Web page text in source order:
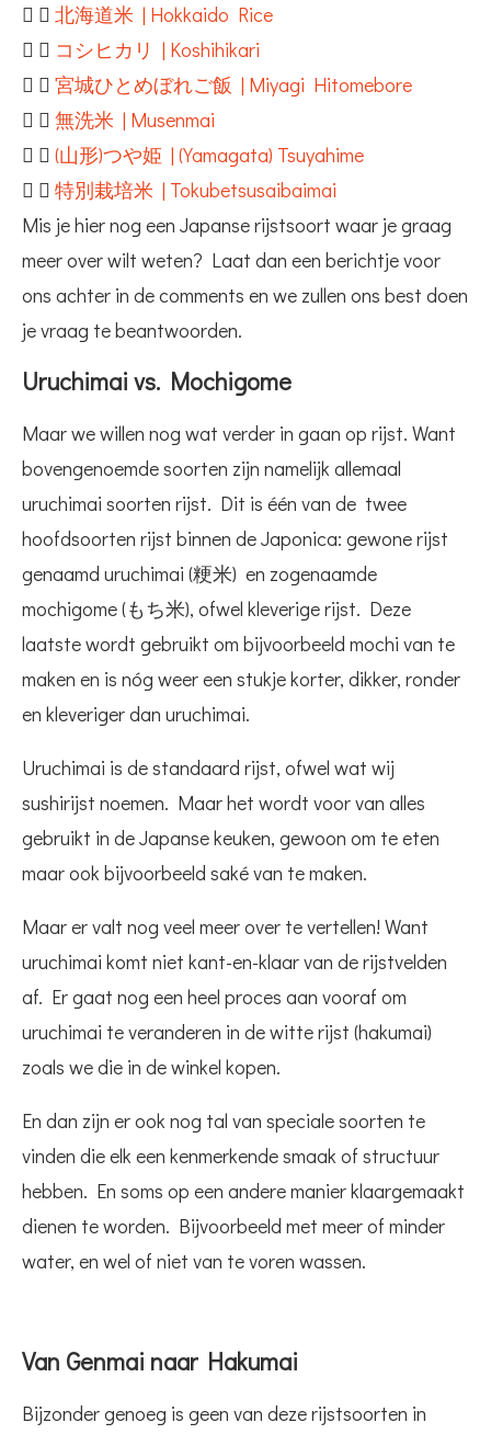
北海道米 | Hokkaido Rice
コシヒカリ | Koshihikari
宮城ひとめぼれご飯 | Miyagi Hitomebore
無洗米 | Musenmai
(山形)つや姫 | (Yamagata) Tsuyahime
特別栽培米 | Tokubetsusaibaimai
Mis je hier nog een Japanse rijstsoort waar je graag
meer over wilt weten? Laat dan een berichtje voor
ons achter in de comments en we zullen ons best doen
je vraag te beantwoorden.
Uruchimai vs. Mochigome
Maar we willen nog wat verder in gaan op rijst. Want
bovengenoemde soorten zijn namelijk allemaal
uruchimai soorten rijst. Dit is één van de twee
hoofdsoorten rijst binnen de Japonica: gewone rijst
genaamd uruchimai (粳米) en zogenaamde
mochigome (もち米), ofwel kleverige rijst. Deze
laatste wordt gebruikt om bijvoorbeeld mochi van te
maken en is nóg weer een stukje korter, dikker, ronder
en kleveriger dan uruchimai.
Uruchimai is de standaard rijst, ofwel wat wij
sushirijst noemen. Maar het wordt voor van alles
gebruikt in de Japanse keuken, gewoon om te eten
maar ook bijvoorbeeld saké van te maken.
Maar er valt nog veel meer over te vertellen! Want
uruchimai komt niet kant-en-klaar van de rijstvelden
af. Er gaat nog een heel proces aan vooraf om
uruchimai te veranderen in de witte rijst (hakumai)
zoals we die in de winkel kopen.
En dan zijn er ook nog tal van speciale soorten te
vinden die elk een kenmerkende smaak of structuur
hebben. En soms op een andere manier klaargemaakt
dienen te worden. Bijvoorbeeld met meer of minder
water, en wel of niet van te voren wassen.
Van Genmai naar Hakumai
Bijzonder genoeg is geen van deze rijstsoorten in